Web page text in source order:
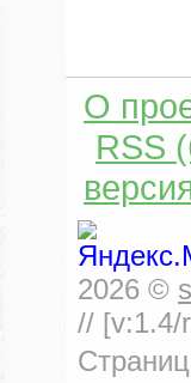
О
RSS
2026 ©
// [v:1.4/